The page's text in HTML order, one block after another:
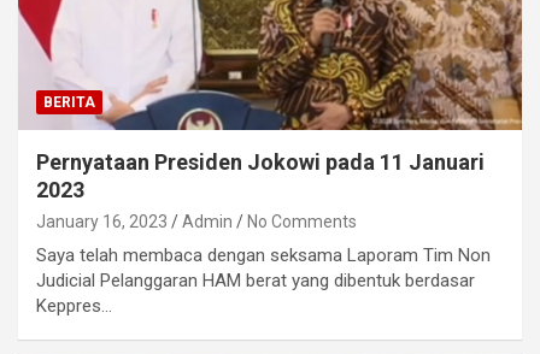
BERITA
Pernyataan Presiden Jokowi pada 11 Januari
2023
January 16, 2023 Admin No Comments
Saya telah membaca dengan seksama Laporam Tim Non
Judicial Pelanggaran HAM berat yang dibentuk berdasar
Keppres…